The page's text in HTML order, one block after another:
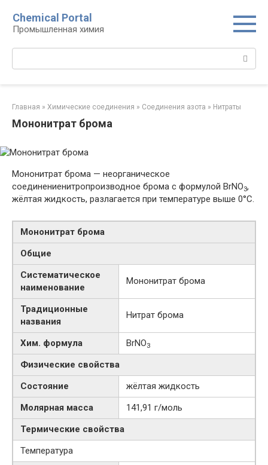
контенту
Chemical Portal
Промышленная химия
Главная » Химические соединения » Соединения азота » Нитраты
Мононитрат брома
Мононитрат брома — неорганическое
соединениенитропроизводное брома с формулой BrNO3,
жёлтая жидкость, разлагается при температуре выше 0°С.
Мононитрат брома
Общие
Систематическое
наименование
Мононитрат брома
Традиционные
названия
Нитрат брома
Хим. формула BrNO3
Физические свойства
Состояние
жёлтая жидкость
Молярная масса
141,91 г/моль
Термические свойства
Температура